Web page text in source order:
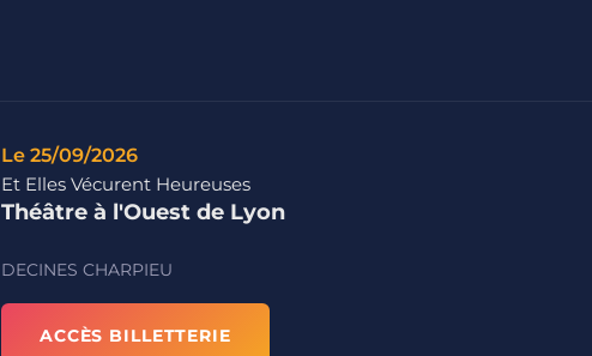
Le 25/09/2026
Et Elles Vécurent Heureuses
Théâtre à l'Ouest de Lyon
DECINES CHARPIEU
ACCÈS BILLETTERIE